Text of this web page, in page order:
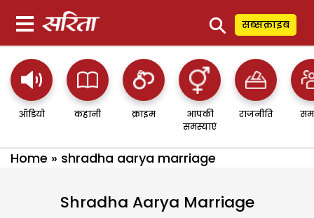
⚲ सब्सक्राइब
ऑडियो कहानी क्राइम
आपकी
समस्याएं
राजनीति
Home » shradha aarya marriage
Shradha Aarya Marriage